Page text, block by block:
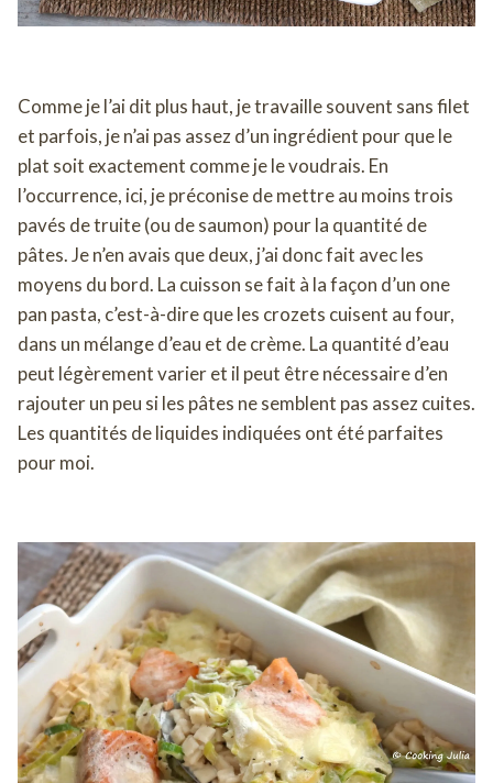
Comme je l’ai dit plus haut, je travaille souvent sans filet
et parfois, je n’ai pas assez d’un ingrédient pour que le
plat soit exactement comme je le voudrais. En
l’occurrence, ici, je préconise de mettre au moins trois
pavés de truite (ou de saumon) pour la quantité de
pâtes. Je n’en avais que deux, j’ai donc fait avec les
moyens du bord. La cuisson se fait à la façon d’un one
pan pasta, c’est-à-dire que les crozets cuisent au four,
dans un mélange d’eau et de crème. La quantité d’eau
peut légèrement varier et il peut être nécessaire d’en
rajouter un peu si les pâtes ne semblent pas assez cuites.
Les quantités de liquides indiquées ont été parfaites
pour moi.